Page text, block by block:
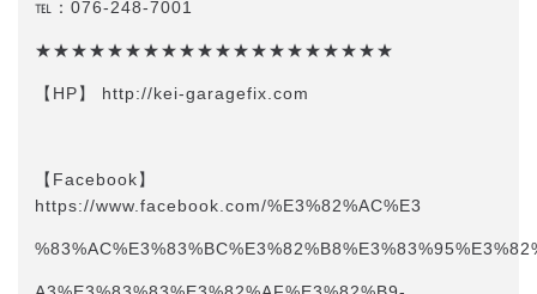
℡：076-248-7001
★★★★★★★★★★★★★★★★★★★★
【HP】 http://kei-garagefix.com​​
【Facebook】
https://www.facebook.com/%E3%82%AC%E3